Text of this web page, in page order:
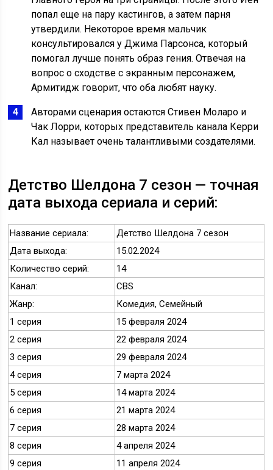
попал еще на пару кастингов, а затем парня
утвердили. Некоторое время мальчик
консультировался у Джима Парсонса, который
помогал лучше понять образ гения. Отвечая на
вопрос о сходстве с экранным персонажем,
Армитидж говорит, что оба любят науку.
Авторами сценария остаются Стивен Моларо и
Чак Лорри, которых представитель канала Керри
Кал называет очень талантливыми создателями.
Детство Шелдона 7 сезон — точная
дата выхода сериала и серий:
Название сериала:
Детство Шелдона 7 сезон
Дата выхода:
15.02.2024
Количество серий:
14
Канал:
CBS
Жанр:
Комедия, Семейный
1 серия
15 февраля 2024
2 серия
22 февраля 2024
3 серия
29 февраля 2024
4 серия
7 марта 2024
5 серия
14 марта 2024
6 серия
21 марта 2024
7 серия
28 марта 2024
8 серия
4 апреля 2024
9 серия
11 апреля 2024